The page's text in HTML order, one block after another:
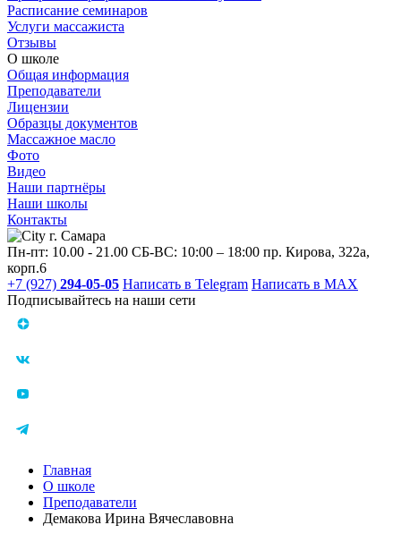
Расписание семинаров
Услуги массажиста
Отзывы
О школе
Общая информация
Преподаватели
Лицензии
Образцы документов
Массажное масло
Фото
Видео
Наши партнёры
Наши школы
Контакты
г. Самара
Пн-пт: 10.00 - 21.00 СБ-ВС: 10:00 – 18:00 пр. Кирова, 322a,
корп.6
+7 (927) 294-05-05 Написать в Telegram Написать в MAX
Подписывайтесь на наши сети
Главная
О школе
Преподаватели
Демакова Ирина Вячеславовна